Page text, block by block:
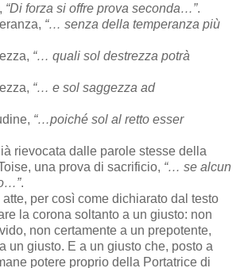
“Di forza si offre prova seconda…”.
“… senza della temperanza più
“… quali sol destrezza potrà
“… e sol saggezza ad
“…poiché sol al retto esser
rievocata dalle parole stesse della
una prova di sacrificio, “… se alcun
.
per così come dichiarato dal testo
la corona soltanto a un giusto: non
non certamente a un prepotente,
un giusto. E a un giusto che, posto a
potere proprio della Portatrice di